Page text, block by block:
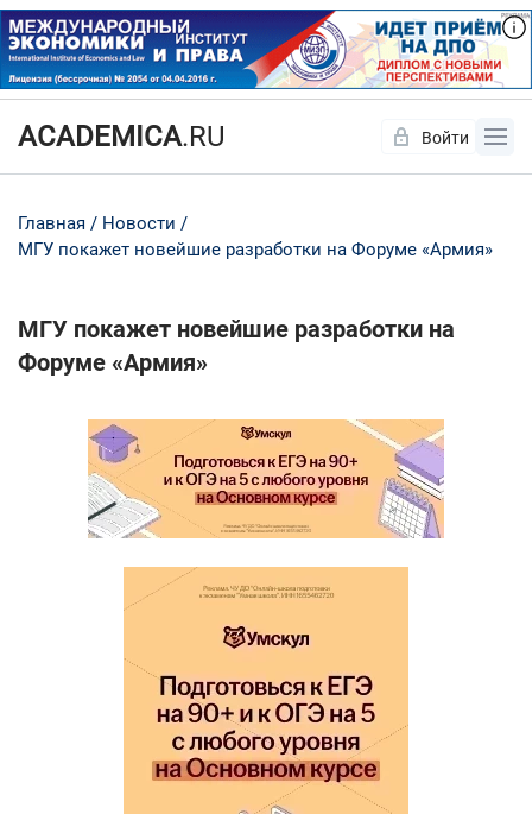
ACADEMICA.RU Войти
Главная
Новости
МГУ покажет новейшие разработки на Форуме «Армия»
МГУ покажет новейшие разработки на
Форуме «Армия»
Да Нет